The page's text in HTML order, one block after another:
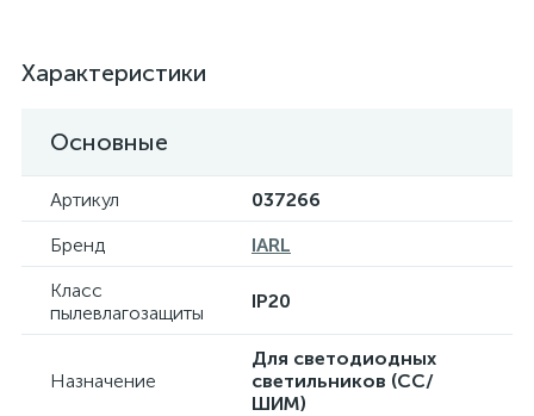
Характеристики
Основные
Артикул
037266
Бренд
IARL
Класс
пылевлагозащиты
IP20
Назначение
Для светодиодных
светильников (СС/
ШИМ)